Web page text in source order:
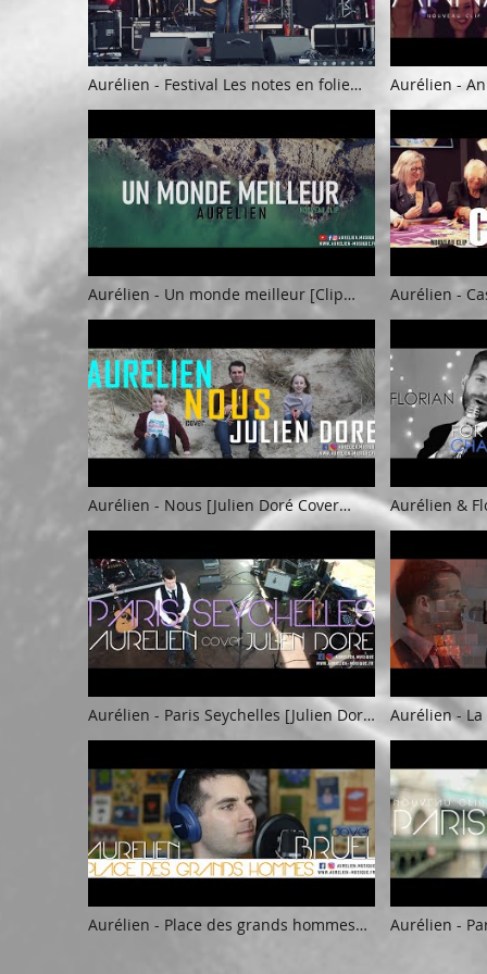
Aurélien - Festival Les notes en folie
Aurélien -
Aurélien - Un monde meilleur [Clip
Officiel]
Aurélien -
Aurélien - Nous [Julien Doré Cover
Aurélien &
[Charles
Aurélien - Paris Seychelles [Julien Doré
Aurélien -
Cover
Aurélien - Place des grands hommes
Aurélien -